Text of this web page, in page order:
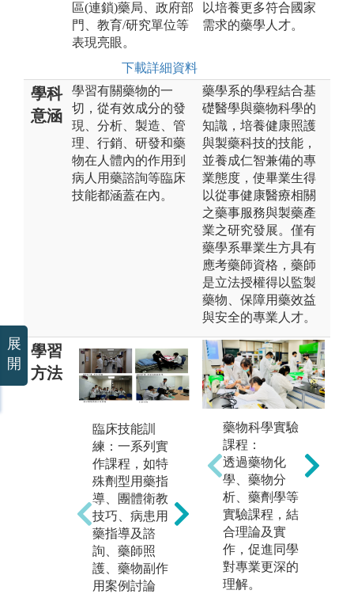
區(連鎖)藥局、政府部
門、教育/研究單位等
表現亮眼。
下載詳細資料
以培養更多符合國家
需求的藥學人才。
學科
意涵
學習有關藥物的一
切，從有效成分的發
現、分析、製造、管
理、行銷、研發和藥
物在人體內的作用到
病人用藥諮詢等臨床
技能都涵蓋在內。
藥學系的學程結合基
礎醫學與藥物科學的
知識，培養健康照護
與製藥科技的技能，
並養成仁智兼備的專
業態度，使畢業生得
以從事健康醫療相關
之藥事服務與製藥產
業之研究發展。僅有
藥學系畢業生方具有
應考藥師資格，藥師
是立法授權得以監製
藥物、保障用藥效益
與安全的專業人才。
學習
方法
臨床技能訓
練：一系列實
作課程，如特
殊劑型用藥指
導、團體衛教
技巧、病患用
藥指導及諮
詢、藥師照
護、藥物副作
用案例討論
職場實習：全
省各大醫院/社
區藥局、政府
部門、藥商、
藥廠、海外實
習(美國、泰
國、澳洲、上
海等地)。
藥物科學實驗
課程：
透過藥物化
學、藥物分
析、藥劑學等
實驗課程，結
合理論及實
作，促進同學
對專業更深的
理解。
展
開